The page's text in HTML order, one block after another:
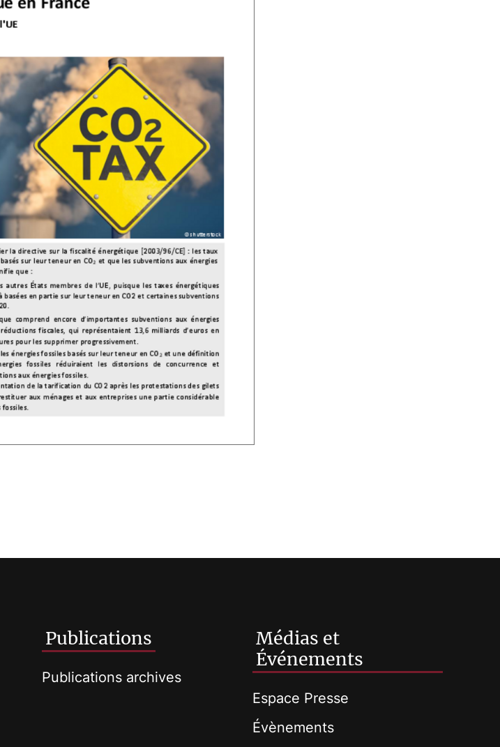
Publications
Publications archives
Médias et
Événements
Espace Presse
Évènements